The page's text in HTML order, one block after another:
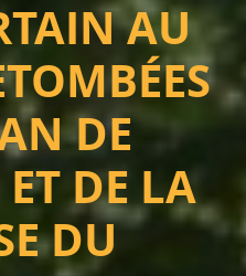
AU
DE
DE LA
DU